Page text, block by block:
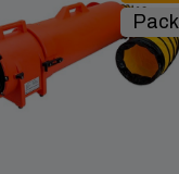
Pack